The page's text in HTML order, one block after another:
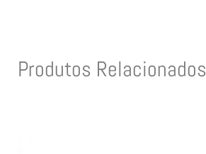
Produtos Relacionados